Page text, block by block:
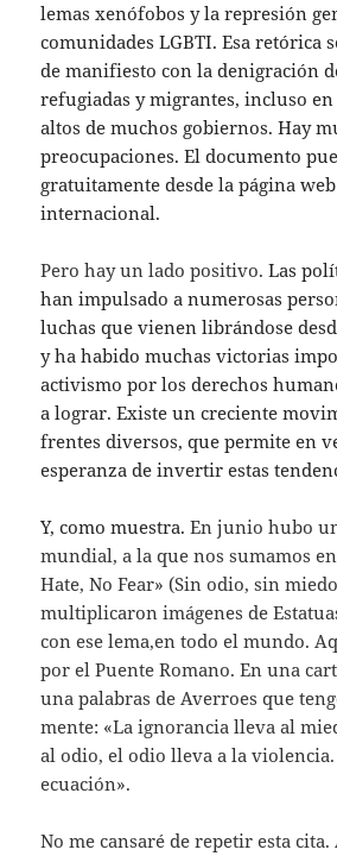
lemas xenófobos y la represión
comunidades LGBTI.Esa retórica
de manifiesto con la denigración
refugiadas y migrantes, incluso
altos de muchos gobiernos. Hay
preocupaciones. El documento
gratuitamente desde la página
internacional.
Pero hay un lado positivo.Las
han impulsado a numerosas
luchas que vienen librándose
yha habido muchas victorias
activismo por los derechos
a lograr.Existe un creciente
frentesdiversos, quepermite en
esperanza de invertir estas
Y,como muestra.En junio hubo
mundial, a la que nos sumamos
Hate, No Fear» (Sin odio, sin
multiplicaron imágenes de
con ese lema,en todo el mundo.
por el Puente Romano. En una
una palabras de Averroes que
mente: «La ignorancia lleva al
al odio, el odio lleva a la
ecuación».
No me cansaré de repetir esta cita.